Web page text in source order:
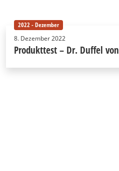
2022 - Dezember
8. Dezember 2022
Produkttest – Dr. Duffel